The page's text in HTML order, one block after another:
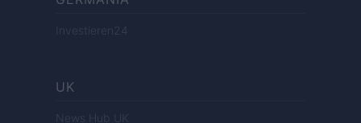
Investieren24
UK
News Hub UK